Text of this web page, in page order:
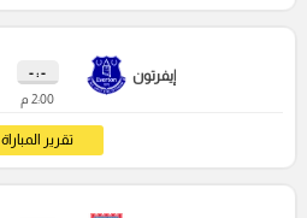
إيفرتون
- : -
2:00 م
تقرير المباراة